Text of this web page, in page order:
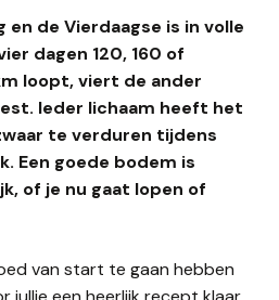
en de Vierdaagse is in volle
dagen 120, 160 of
loopt, viert de ander
Ieder lichaam heeft het
te verduren tijdens
Een goede bodem is
of je nu gaat lopen of
van start te gaan hebben